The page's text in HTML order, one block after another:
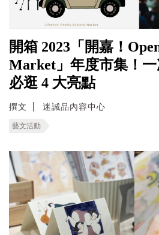
開箱 2023「開嘉！
Market」年度市集！
必逛 4 大亮點
撰文 迷誠品內容中心
藝文活動